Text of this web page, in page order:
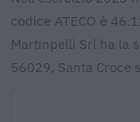
codice ATECO è
Martinpelli Srl ha la
56029, Santa Croce